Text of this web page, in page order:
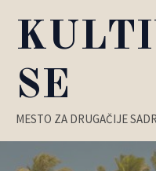
садржај
SE
MESTO ZA DRUGAČIJE